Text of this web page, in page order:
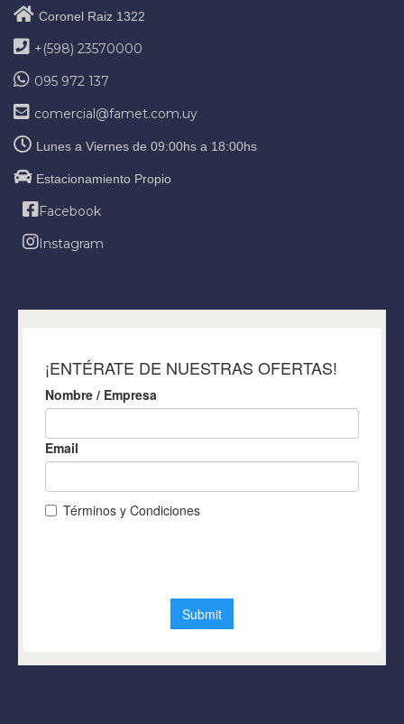
Coronel Raiz 1322
+(598) 23570000
095 972 137
comercial@famet.com.uy
Lunes a Viernes de 09:00hs a 18:00hs
Estacionamiento Propio
Facebook
Instagram